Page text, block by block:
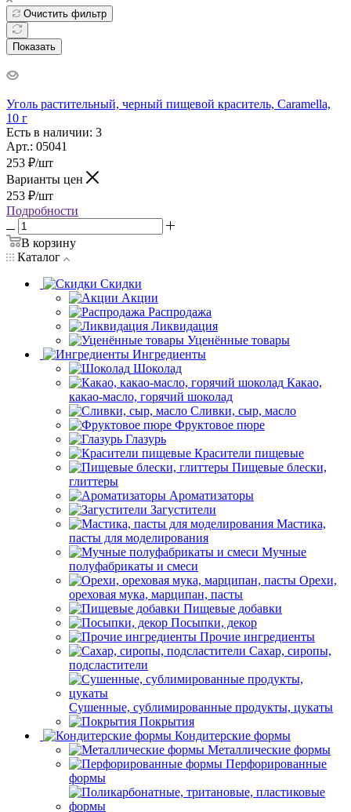
Очистить фильтр
Показать
Уголь растительный, черный пищевой краситель, Caramella,
10 г
Есть в наличии: 3
Арт.: 05041
253 ₽/шт
Варианты цен
253 ₽/шт
Подробности
В корзину
Каталог
Скидки
Акции
Распродажа
Ликвидация
Уценённые товары
Ингредиенты
Шоколад
Какао,
какао-масло, горячий шоколад
Сливки, сыр, масло
Фруктовое пюре
Глазурь
Красители пищевые
Пищевые блески,
глиттеры
Ароматизаторы
Загустители
Мастика,
пасты для моделирования
Мучные
полуфабрикаты и смеси
Орехи,
ореховая мука, марципан, пасты
Пищевые добавки
Посыпки, декор
Прочие ингредиенты
Сахар, сиропы,
подсластители
Сушенные, сублимированные продукты, цукаты
Покрытия
Кондитерские формы
Металлические формы
Перфорированные
формы